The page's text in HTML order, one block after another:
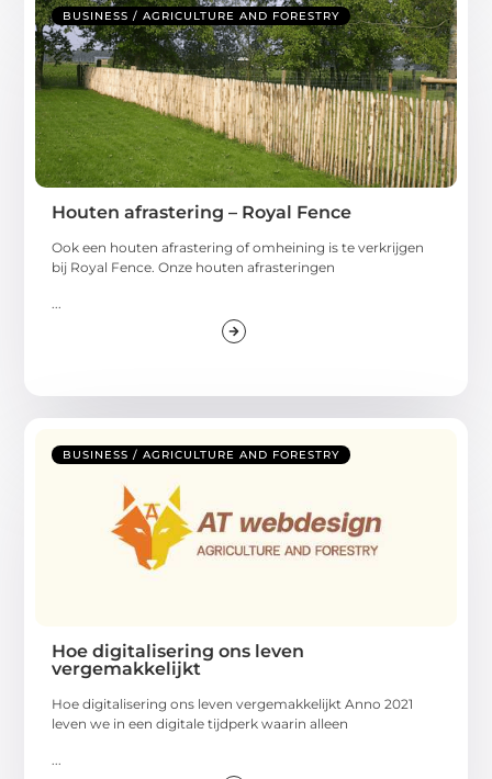
BUSINESS / AGRICULTURE AND FORESTRY
Houten afrastering – Royal Fence
Ook een houten afrastering of omheining is te verkrijgen
bij Royal Fence. Onze houten afrasteringen
BUSINESS / AGRICULTURE AND FORESTRY
Hoe digitalisering ons leven
vergemakkelijkt
Hoe digitalisering ons leven vergemakkelijkt Anno 2021
leven we in een digitale tijdperk waarin alleen